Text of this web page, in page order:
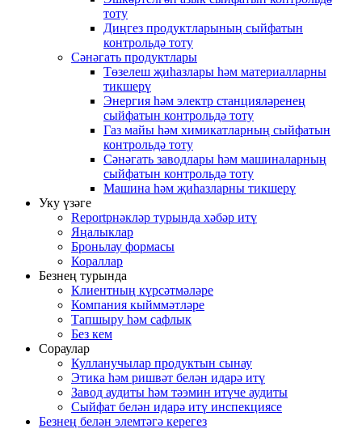
тоту
Диңгез продуктларының сыйфатын
контрольдә тоту
Сәнәгать продуктлары
Төзелеш җиһазлары һәм материалларны
тикшерү
Энергия һәм электр станцияләренең
сыйфатын контрольдә тоту
Газ майы һәм химикатларның сыйфатын
контрольдә тоту
Сәнәгать заводлары һәм машиналарның
сыйфатын контрольдә тоту
Машина һәм җиһазларны тикшерү
Уку үзәге
Reportрнәкләр турында хәбәр итү
Яңалыклар
Броньлау формасы
Кораллар
Безнең турында
Клиентның күрсәтмәләре
Компания кыйммәтләре
Тапшыру һәм сафлык
Без кем
Сораулар
Кулланучылар продуктын сынау
Этика һәм ришвәт белән идарә итү
Завод аудиты һәм тәэмин итүче аудиты
Сыйфат белән идарә итү инспекциясе
Безнең белән элемтәгә керегез